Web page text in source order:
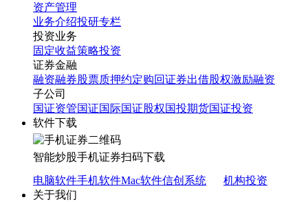
资产管理
业务介绍投研专栏
投资业务
固定收益策略投资
证券金融
融资融券股票质押约定购回证券出借股权激励融资
子公司
国证资管国证国际国证股权国投期货国证投资
软件下载
智能炒股手机证券扫码下载
电脑软件手机软件Mac软件信创系统
机构投资
关于我们